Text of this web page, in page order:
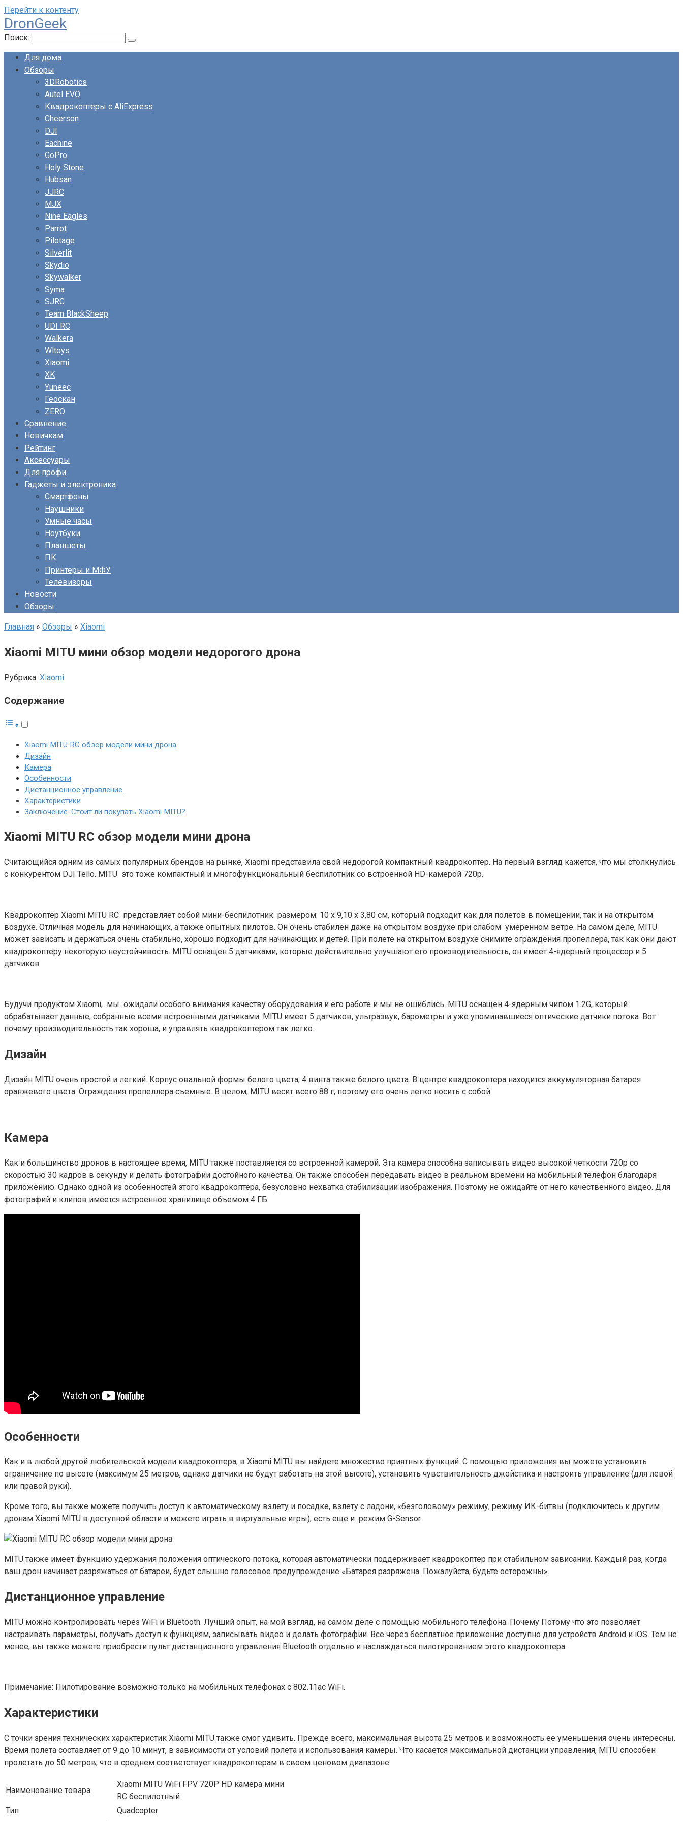
Перейти к контенту
DronGeek
Поиск:
Для дома
Обзоры
3DRobotics
Autel EVO
Квадрокоптеры с AliExpress
Cheerson
DJI
Eachine
GoPro
Holy Stone
Hubsan
JJRC
MJX
Nine Eagles
Parrot
Pilotage
Silverlit
Skydio
Skywalker
Syma
SJRC
Team BlackSheep
UDI RC
Walkera
Wltoys
Xiaomi
XK
Yuneec
Геоскан
ZERO
Сравнение
Новичкам
Рейтинг
Аксессуары
Для профи
Гаджеты и электроника
Смартфоны
Наушники
Умные часы
Ноутбуки
Планшеты
ПК
Принтеры и МФУ
Телевизоры
Новости
Обзоры
Главная » Обзоры » Xiaomi
Xiaomi MITU мини обзор модели недорогого дрона
Рубрика: Xiaomi
Содержание
Xiaomi MITU RC обзор модели мини дрона
Дизайн
Камера
Особенности
Дистанционное управление
Характеристики
Заключение. Стоит ли покупать Xiaomi MITU?
Xiaomi MITU RC обзор модели мини дрона
Считающийся одним из самых популярных брендов на рынке, Xiaomi представила свой недорогой компактный квадрокоптер. На первый взгляд кажется, что мы столкнулись
с конкурентом DJI Tello. MITU это тоже компактный и многофункциональный беспилотник со встроенной HD-камерой 720p.
Квадрокоптер Xiaomi MITU RC представляет собой мини-беспилотник размером: 10 x 9,10 x 3,80 см, который подходит как для полетов в помещении, так и на открытом
воздухе. Отличная модель для начинающих, а также опытных пилотов. Он очень стабилен даже на открытом воздухе при слабом умеренном ветре. На самом деле, MITU
может зависать и держаться очень стабильно, хорошо подходит для начинающих и детей. При полете на открытом воздухе снимите ограждения пропеллера, так как они дают
квадрокоптеру некоторую неустойчивость. MITU оснащен 5 датчиками, которые действительно улучшают его производительность, он имеет 4-ядерный процессор и 5
датчиков
Будучи продуктом Xiaomi, мы ожидали особого внимания качеству оборудования и его работе и мы не ошиблись. MITU оснащен 4-ядерным чипом 1.2G, который
обрабатывает данные, собранные всеми встроенными датчиками. MITU имеет 5 датчиков, ультразвук, барометры и уже упоминавшиеся оптические датчики потока. Вот
почему производительность так хороша, и управлять квадрокоптером так легко.
Дизайн
Дизайн MITU очень простой и легкий. Корпус овальной формы белого цвета, 4 винта также белого цвета. В центре квадрокоптера находится аккумуляторная батарея
оранжевого цвета. Ограждения пропеллера съемные. В целом, MITU весит всего 88 г, поэтому его очень легко носить с собой.
Камера
Как и большинство дронов в настоящее время, MITU также поставляется со встроенной камерой. Эта камера способна записывать видео высокой четкости 720p со
скоростью 30 кадров в секунду и делать фотографии достойного качества. Он также способен передавать видео в реальном времени на мобильный телефон благодаря
приложению. Однако одной из особенностей этого квадрокоптера, безусловно нехватка стабилизации изображения. Поэтому не ожидайте от него качественного видео. Для
фотографий и клипов имеется встроенное хранилище объемом 4 ГБ.
Особенности
Как и в любой другой любительской модели квадрокоптера, в Xiaomi MITU вы найдете множество приятных функций. С помощью приложения вы можете установить
ограничение по высоте (максимум 25 метров, однако датчики не будут работать на этой высоте), установить чувствительность джойстика и настроить управление (для левой
или правой руки).
Кроме того, вы также можете получить доступ к автоматическому взлету и посадке, взлету с ладони, «безголовому» режиму, режиму ИК-битвы (подключитесь к другим
дронам Xiaomi MITU в доступной области и можете играть в виртуальные игры), есть еще и режим G-Sensor.
MITU также имеет функцию удержания положения оптического потока, которая автоматически поддерживает квадрокоптер при стабильном зависании. Каждый раз, когда
ваш дрон начинает разряжаться от батареи, будет слышно голосовое предупреждение «Батарея разряжена. Пожалуйста, будьте осторожны».
Дистанционное управление
MITU можно контролировать через WiFi и Bluetooth. Лучший опыт, на мой взгляд, на самом деле с помощью мобильного телефона. Почему Потому что это позволяет
настраивать параметры, получать доступ к функциям, записывать видео и делать фотографии. Все через бесплатное приложение доступно для устройств Android и iOS. Тем не
менее, вы также можете приобрести пульт дистанционного управления Bluetooth отдельно и наслаждаться пилотированием этого квадрокоптера.
Примечание: Пилотирование возможно только на мобильных телефонах с 802.11ac WiFi.
Характеристики
С точки зрения технических характеристик Xiaomi MITU также смог удивить. Прежде всего, максимальная высота 25 метров и возможность ее уменьшения очень интересны.
Время полета составляет от 9 до 10 минут, в зависимости от условий полета и использования камеры. Что касается максимальной дистанции управления, MITU способен
пролетать до 50 метров, что в среднем соответствует квадрокоптерам в своем ценовом диапазоне.
Наименование товара
Xiaomi MITU WiFi FPV 720P HD камера мини
RC беспилотный
Тип
Quadcopter